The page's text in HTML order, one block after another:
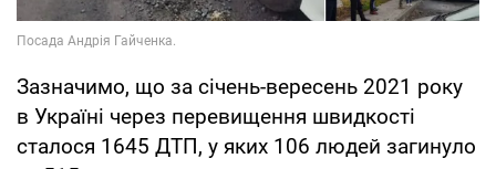
Зазначимо, що за січень-вересень 2021 року
в Україні через перевищення швидкості
сталося 1645 ДТП, у яких 106 людей загинуло